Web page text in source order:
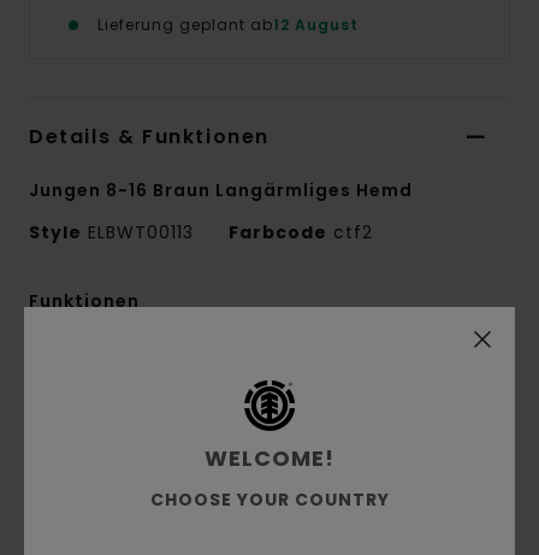
Lieferung geplant ab12 August
Details & Funktionen
Jungen 8-16 Braun Langärmliges Hemd
Style ELBWT00113 Farbcode ctf2
Funktionen
Bio-Baumwolle/recyceltes Polyester
Regular Fit
WELCOME!
CHOOSE YOUR COUNTRY